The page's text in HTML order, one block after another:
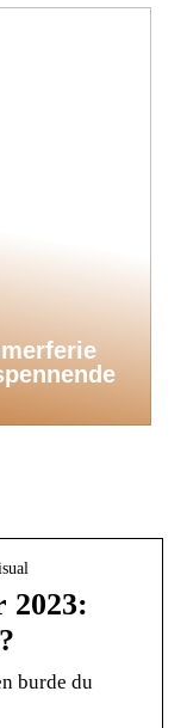
2023:
burde du